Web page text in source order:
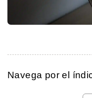
Navega por el